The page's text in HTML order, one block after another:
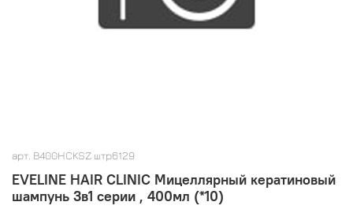
арт. B400HCKSZ штр6129
EVELINE HAIR CLINIC Мицеллярный кератиновый
шампунь 3в1 серии , 400мл (*10)